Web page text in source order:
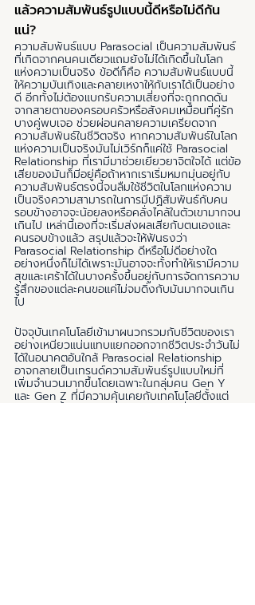
แล้วความสัมพันธ์รูปแบบนี้ดีหรือไม่ดีกัน
แน่?
ความสัมพันธ์แบบ Parasocial เป็นความสัมพันธ์
ที่เกิดจากคนคนเดียวแถมยังไม่ได้เกิดขึ้นในโลก
แห่งความเป็นจริง ข้อดีก็คือ ความสัมพันธ์แบบนี้
ให้ความบันเทิงและคลายเหงาให้กับเราได้เป็นอย่าง
ดี อีกทั้งไม่ต้องแบกรับความเสี่ยงที่จะถูกกดดัน
จากสายตาของครอบครัวหรือสังคมเหมือนที่คู่รัก
บางคู่พบเจอ ช่วยผ่อนคลายความเครียดจาก
ความสัมพันธ์ในชีวิตจริง หากความสัมพันธ์ในโลก
แห่งความเป็นจริงมันไม่เวิร์กก็แค่ใช้ Parasocial
Relationship ที่เรามีมาช่วยเยียวยาจิตใจได้ แต่ข้อ
เสียของมันก็มีอยู่คือถ้าหากเราเริ่มหมกมุ่นอยู่กับ
ความสัมพันธ์ตรงนี้จนลืมใช้ชีวิตในโลกแห่งความ
เป็นจริงความสามารถในการมีปฏิสัมพันธ์กับคน
รอบข้างอาจจะน้อยลงหรือคลั่งไคล้ในตัวเขามากจน
เกินไป เหล่านี้เองที่จะเริ่มส่งผลเสียกับตนเองและ
คนรอบข้างแล้ว สรุปแล้วจะให้ฟันธงว่า
Parasocial Relationship ดีหรือไม่ดีอย่างใด
อย่างหนึ่งก็ไม่ได้เพราะมันอาจจะทั้งทำให้เรามีความ
สุขและเศร้าได้ในบางครั้งขึ้นอยู่กับการจัดการความ
รู้สึกของแต่ละคนขอแค่ไม่จมดิ่งกับมันมากจนเกิน
ไป
ปัจจุบันเทคโนโลยีเข้ามาผนวกรวมกับชีวิตของเรา
อย่างเหนียวแน่นแทบแยกออกจากชีวิตประจำวันไม่
ได้ในอนาคตอันใกล้ Parasocial Relationship
อาจกลายเป็นเทรนด์ความสัมพันธ์รูปแบบใหม่ที่
เพิ่มจำนวนมากขึ้นโดยเฉพาะในกลุ่มคน Gen Y
และ Gen Z ที่มีความคุ้นเคยกับเทคโนโลยีตั้งแต่